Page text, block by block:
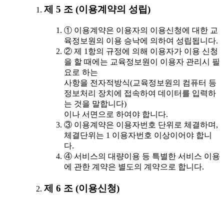
제 5 조 (이용계약의 성립)
① 이용계약은 이용자의 이용신청에 대한 교
육정보원의 이용 승낙에 의하여 성립됩니다.
② 제 1항의 규정에 의해 이용자가 이용 신청
을 할 때에는 교육정보원이 이용자 관리시 필
요로 하는
사항을 전자적방식(교육정보원의 컴퓨터 등
정보처리 장치에 접속하여 데이터를 입력하
는 것을 말합니다)
이나 서면으로 하여야 합니다.
③ 이용계약은 이용자번호 단위로 체결하며,
체결단위는 1 이용자번호 이상이어야 합니
다.
④ 서비스의 대량이용 등 특별한 서비스 이용
에 관한 계약은 별도의 계약으로 합니다.
제 6 조 (이용신청)